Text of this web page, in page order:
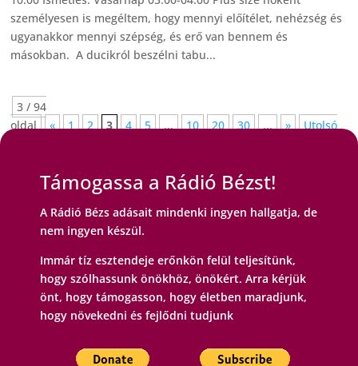
személyesen is megéltem, hogy mennyi előítélet, nehézség és
ugyanakkor mennyi szépség, és erő van bennem és
másokban. A ducikról beszélni tabu...
3 / 94
oldal
« 1 2 3 4 5 ... 10 20 30 ... »
Utolsó
Támogassa a Rádió Bézst!
A Rádió Bézs adásait mindenki ingyen hallgatja, de
nem ingyen készül.
Immár tíz esztendeje erőnkön felül teljesítünk,
hogy szólhassunk önökhöz, önökért. Arra kérjük
önt, hogy támogasson, hogy életben maradjunk,
hogy növekedni és fejlődni tudjunk